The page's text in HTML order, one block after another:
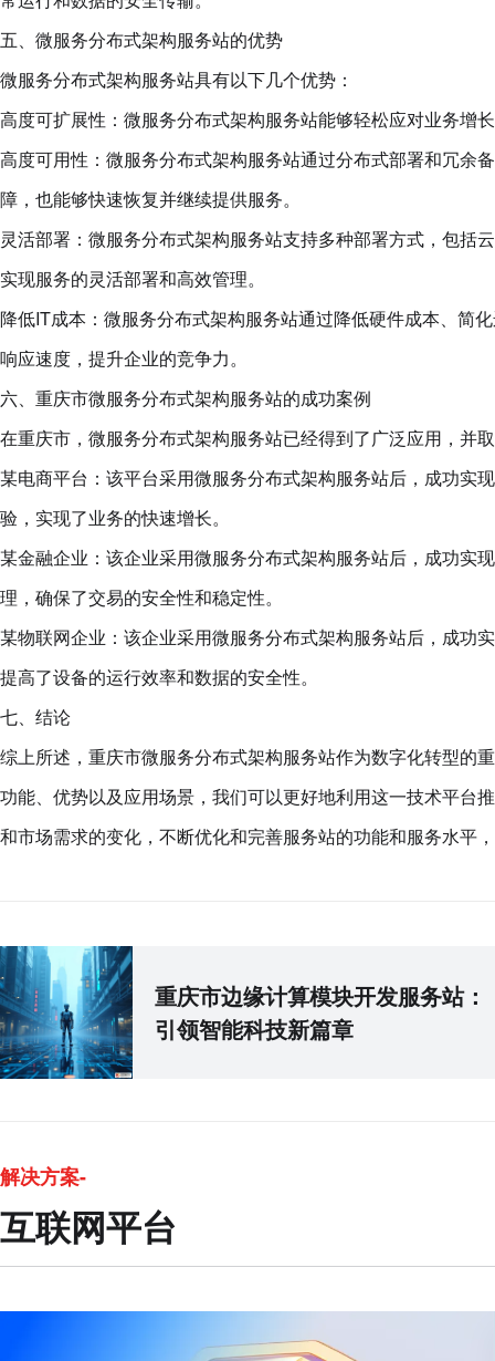
五、微服务分布式架构服务站的优势
微服务分布式架构服务站具有以下几个优势：
高度可扩展性：微服务分布式架构服务站能够轻松应对业务增
高度可用性：微服务分布式架构服务站通过分布式部署和冗余
障，也能够快速恢复并继续提供服务。
灵活部署：微服务分布式架构服务站支持多种部署方式，包括
实现服务的灵活部署和高效管理。
降低IT成本：微服务分布式架构服务站通过降低硬件成本、简
响应速度，提升企业的竞争力。
六、重庆市微服务分布式架构服务站的成功案例
在重庆市，微服务分布式架构服务站已经得到了广泛应用，并
某电商平台：该平台采用微服务分布式架构服务站后，成功实
验，实现了业务的快速增长。
某金融企业：该企业采用微服务分布式架构服务站后，成功实
理，确保了交易的安全性和稳定性。
某物联网企业：该企业采用微服务分布式架构服务站后，成功
提高了设备的运行效率和数据的安全性。
七、结论
综上所述，重庆市微服务分布式架构服务站作为数字化转型的
功能、优势以及应用场景，我们可以更好地利用这一技术平台
和市场需求的变化，不断优化和完善服务站的功能和服务水平
重庆市边缘计算模块开发服务站：
引领智能科技新篇章
解决方案-
互联网平台